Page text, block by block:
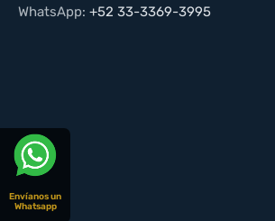
WhatsApp: +52 33-3369-3995
Envíanos un
Whatsapp